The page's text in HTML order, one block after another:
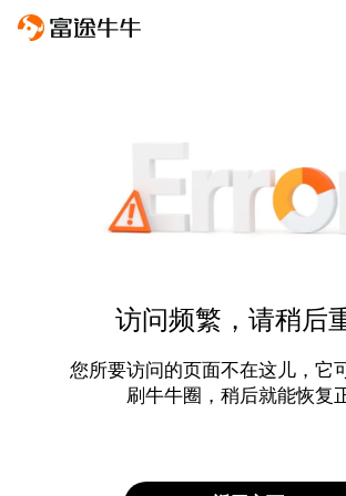
访问频繁，请稍后
您所要访问的页面不在这儿，它
刷牛牛圈，稍后就能恢复